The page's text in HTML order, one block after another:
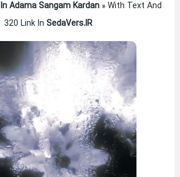
In Adama Sangam Kardan» With Text And
320 Link In SedaVers.IR